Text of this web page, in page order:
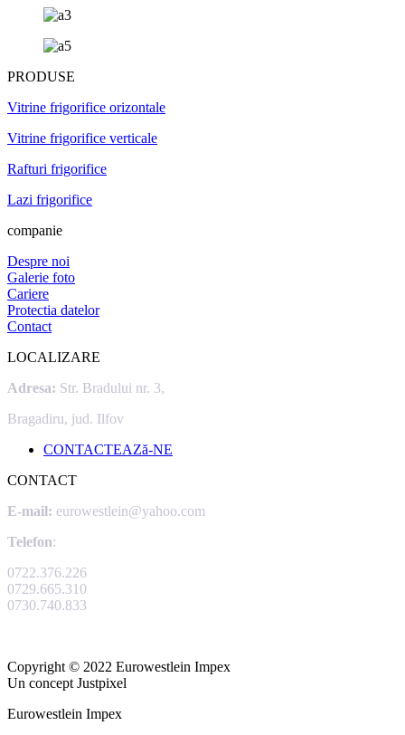
PRODUSE
Vitrine frigorifice orizontale
Vitrine frigorifice verticale
Rafturi frigorifice
Lazi frigorifice
companie
Despre noi
Galerie foto
Cariere
Protectia datelor
Contact
LOCALIZARE
Adresa: Str. Bradului nr. 3,
Bragadiru, jud. Ilfov
CONTACTEAZă-NE
CONTACT
E-mail: eurowestlein@yahoo.com
Telefon:
0722.376.226
0729.665.310
0730.740.833
Copyright © 2022 Eurowestlein Impex
Un concept Justpixel
Eurowestlein Impex